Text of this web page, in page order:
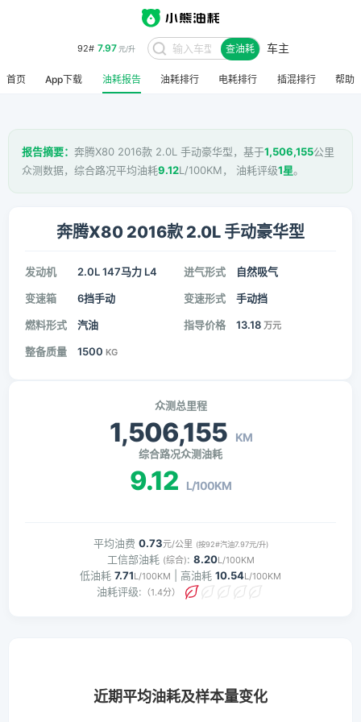
92# 7.97元/升 查油耗 车主
首页 App下载 油耗报告 油耗排行 电耗排行 插混排行 帮助
报告摘要： 奔腾X80 2016款 2.0L 手动豪华型，基于1,506,155公里
众测数据，综合路况平均油耗9.12L/100KM， 油耗评级1星。
奔腾X80 2016款 2.0L 手动豪华型
发动机 2.0L 147马力 L4 进气形式 自然吸气
变速箱 6挡手动 变速形式 手动挡
燃料形式 汽油 指导价格 13.18 万元
整备质量 1500 KG
众测总里程
1,506,155 KM
综合路况众测油耗
9.12 L/100KM
平均油费 0.73元/公里 (按92#汽油7.97元/升)
工信部油耗 (综合): 8.20L/100KM
低油耗 7.71L/100KM | 高油耗 10.54L/100KM
油耗评级: （1.4分）